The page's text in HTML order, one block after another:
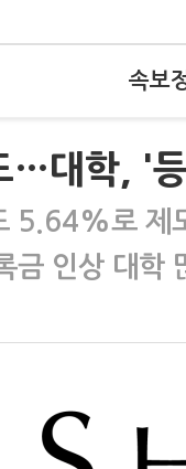
속보
…대학, '
5.64%로 제
인상 대학